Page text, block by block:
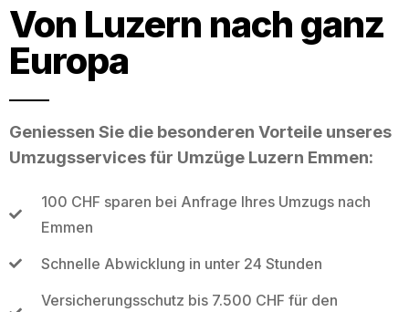
Von Luzern nach ganz
Europa
Geniessen Sie die besonderen Vorteile unseres
Umzugsservices für Umzüge Luzern Emmen:
100 CHF sparen bei Anfrage Ihres Umzugs nach
Emmen
Schnelle Abwicklung in unter 24 Stunden
Versicherungsschutz bis 7.500 CHF für den